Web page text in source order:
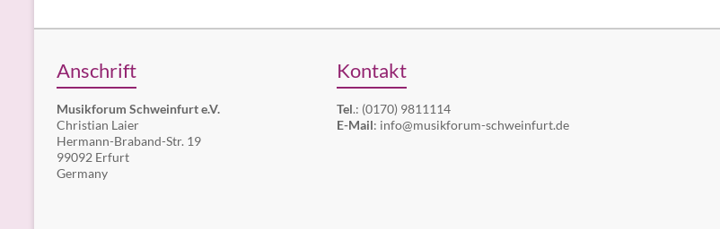
Anschrift
Musikforum Schweinfurt e.V.
Christian Laier
Hermann-Braband-Str. 19
99092 Erfurt
Germany
Kontakt
Tel.: (0170) 9811114
E-Mail: info@musikforum-schweinfurt.de